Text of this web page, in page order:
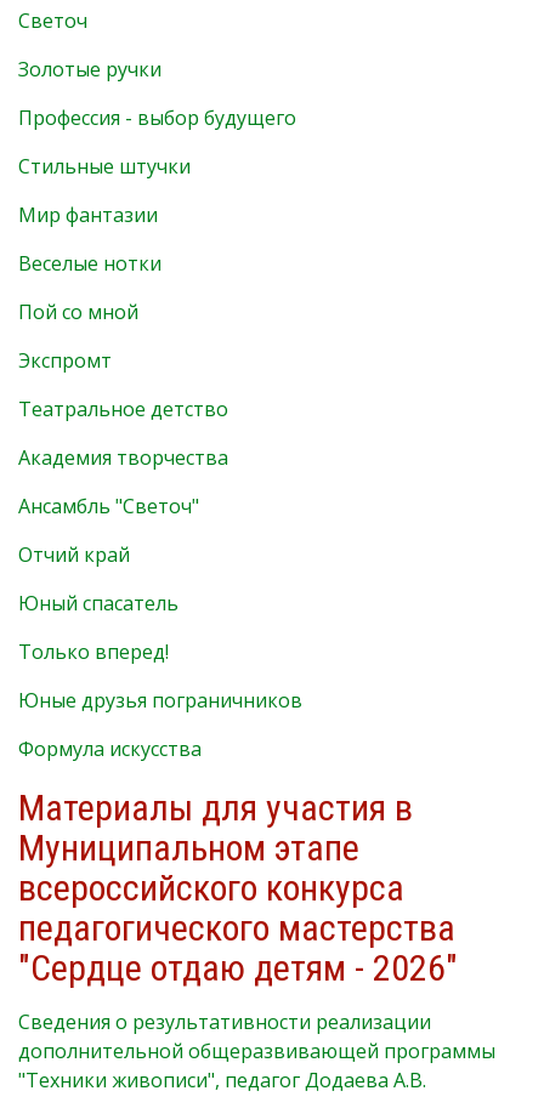
Светоч
Золотые ручки
Профессия - выбор будущего
Стильные штучки
Мир фантазии
Веселые нотки
Пой со мной
Экспромт
Театральное детство
Академия творчества
Ансамбль "Светоч"
Отчий край
Юный спасатель
Только вперед!
Юные друзья пограничников
Формула искусства
Материалы для участия в
Муниципальном этапе
всероссийского конкурса
педагогического мастерства
"Сердце отдаю детям - 2026"
Сведения о результативности реализации
дополнительной общеразвивающей программы
"Техники живописи", педагог Додаева А.В.